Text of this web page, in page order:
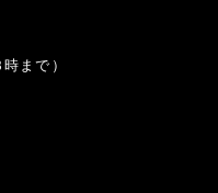
まで）